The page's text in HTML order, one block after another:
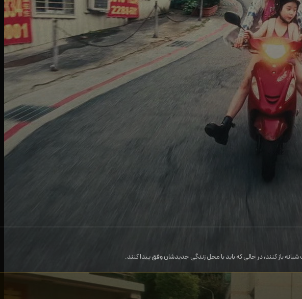
باز کنند، در حالی که باید با محل زندگی جدیدشان وفق پیدا کنند.